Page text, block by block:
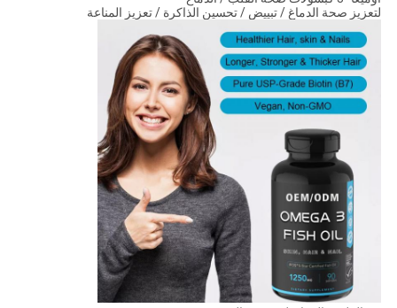
لتعزيز صحة الدماغ / تبييض / تحسين الذاكرة / تعزيز المناعة